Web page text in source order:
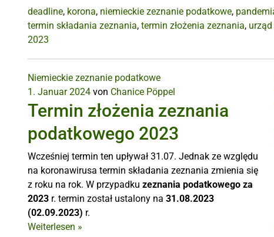
deadline, korona, niemieckie zeznanie podatkowe,
termin składania zeznania, termin złożenia zeznania,
2023
Niemieckie zeznanie podatkowe
1. Januar 2024 von Chanice Pöppel
Termin złożenia zeznania
podatkowego 2023
Wcześniej termin ten upływał 31.07. Jednak ze względu
na koronawirusa termin składania zeznania zmienia się
z roku na rok. W przypadku zeznania podatkowego za
2023 r. termin został ustalony na 31.08.2023
(02.09.2023) r.
Weiterlesen »